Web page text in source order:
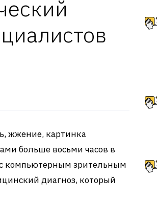
жжение, картинка
больше восьми часов в
с компьютерным зрительным
диагноз, который